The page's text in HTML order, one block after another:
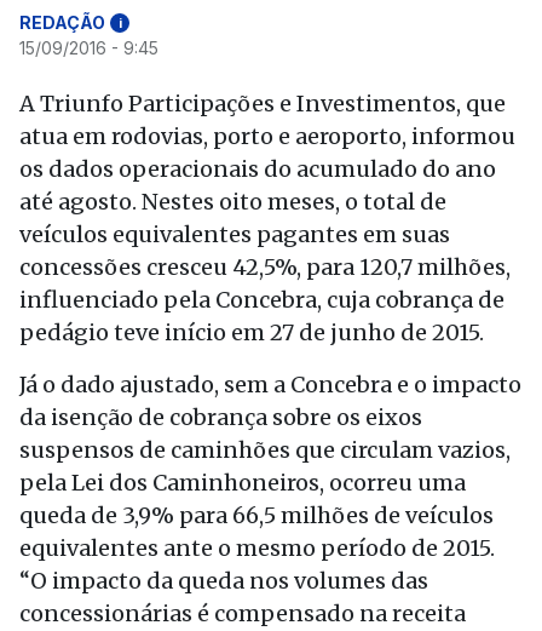
REDAÇÃO i
15/09/2016 - 9:45
A Triunfo Participações e Investimentos, que
atua em rodovias, porto e aeroporto, informou
os dados operacionais do acumulado do ano
até agosto. Nestes oito meses, o total de
veículos equivalentes pagantes em suas
concessões cresceu 42,5%, para 120,7 milhões,
influenciado pela Concebra, cuja cobrança de
pedágio teve início em 27 de junho de 2015.
Já o dado ajustado, sem a Concebra e o impacto
da isenção de cobrança sobre os eixos
suspensos de caminhões que circulam vazios,
pela Lei dos Caminhoneiros, ocorreu uma
queda de 3,9% para 66,5 milhões de veículos
equivalentes ante o mesmo período de 2015.
“O impacto da queda nos volumes das
concessionárias é compensado na receita